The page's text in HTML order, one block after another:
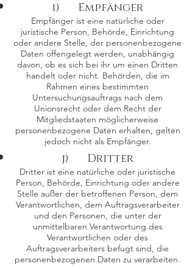
i) Empfänger
Empfänger ist eine natürliche oder
juristische Person, Behörde, Einrichtung
oder andere Stelle, der personenbezogene
Daten offengelegt werden, unabhängig
davon, ob es sich bei ihr um einen Dritten
handelt oder nicht. Behörden, die im
Rahmen eines bestimmten
Untersuchungsauftrags nach dem
Unionsrecht oder dem Recht der
Mitgliedstaaten möglicherweise
personenbezogene Daten erhalten, gelten
jedoch nicht als Empfänger.
j) Dritter
Dritter ist eine natürliche oder juristische
Person, Behörde, Einrichtung oder andere
Stelle außer der betroffenen Person, dem
Verantwortlichen, dem Auftragsverarbeiter
und den Personen, die unter der
unmittelbaren Verantwortung des
Verantwortlichen oder des
Auftragsverarbeiters befugt sind, die
personenbezogenen Daten zu verarbeiten.